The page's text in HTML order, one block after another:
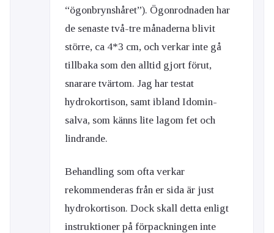
“ögonbrynshåret”). Ögonrodnaden har
de senaste två-tre månaderna blivit
större, ca 4*3 cm, och verkar inte gå
tillbaka som den alltid gjort förut,
snarare tvärtom. Jag har testat
hydrokortison, samt ibland Idomin-
salva, som känns lite lagom fet och
lindrande.
Behandling som ofta verkar
rekommenderas från er sida är just
hydrokortison. Dock skall detta enligt
instruktioner på förpackningen inte